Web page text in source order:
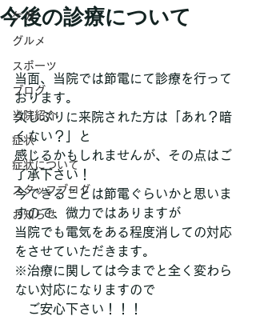
ケガ
グルメ
スポーツ
ブログ
当院紹介
症状
症状について
スタッフブログ
お知らせ
今後の診療について
当面、当院では節電にて診療を行って
おります。
久しぶりに来院された方は「あれ？暗
くない？」と
感じるかもしれませんが、その点はご
了承下さい！
今できることは節電ぐらいかと思いま
すので、微力ではありますが
当院でも電気をある程度消しての対応
をさせていただきます。
※治療に関しては今までと全く変わら
ない対応になりますので
ご安心下さい！！！